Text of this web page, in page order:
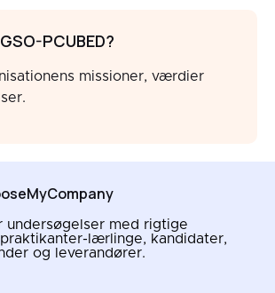
PCUBED?
missioner, værdier
undersøgelser med rigtige
lærlinge, kandidater,
og leverandører.